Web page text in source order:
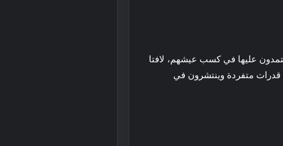
عليها في كسب عيشهم، لافتا
قدرات متفردة وينتشرون في